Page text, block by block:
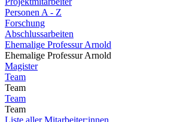
Personen A - Z
Forschung
Abschlussarbeiten
Ehemalige Professur Arnold
Ehemalige Professur Arnold
Magister
Team
Team
Team
Team
Liste aller Mitarbeiter:innen